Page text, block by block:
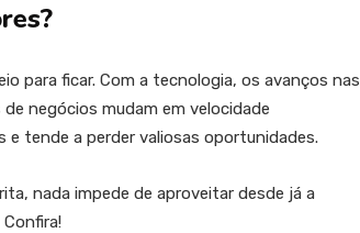
para ficar. Com a tecnologia, os avanços nas
negócios mudam em velocidade
e tende a perder valiosas oportunidades.
nada impede de aproveitar desde já a